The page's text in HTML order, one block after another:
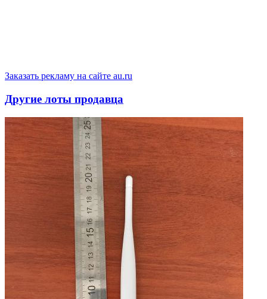
Заказать рекламу на сайте au.ru
Другие лоты продавца